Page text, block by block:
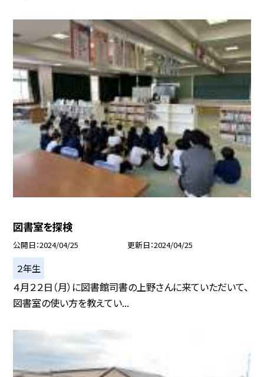
図書室を探検
公開日 2024/04/25 更新日 2024/04/25
２年生
４月２２日（月）に図書館司書の上野さんに来ていただいて、
図書室の使い方を教えてい...